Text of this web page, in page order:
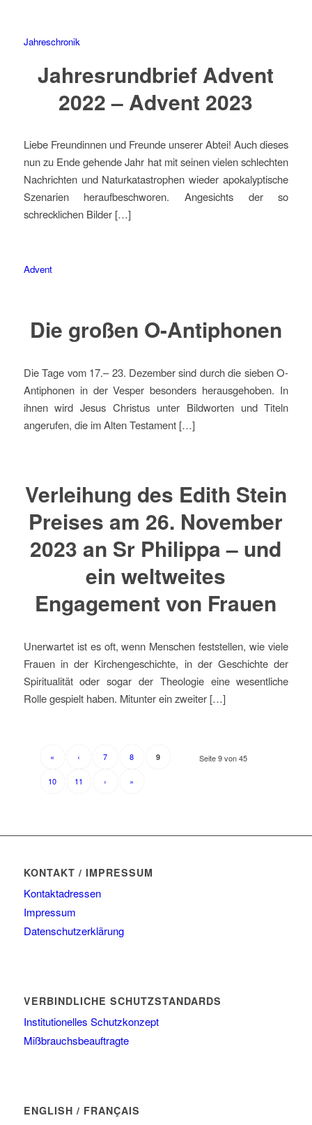
Jahreschronik
Jahresrundbrief Advent
2022 – Advent 2023
Liebe Freundinnen und Freunde unserer Abtei! Auch dieses
nun zu Ende gehende Jahr hat mit seinen vielen schlechten
Nachrichten und Naturkatastrophen wieder apokalyptische
Szenarien heraufbeschworen. Angesichts der so
schrecklichen Bilder […]
Advent
Die großen O-Antiphonen
Die Tage vom 17.– 23. Dezember sind durch die sieben O-
Antiphonen in der Vesper besonders herausgehoben. In
ihnen wird Jesus Christus unter Bildworten und Titeln
angerufen, die im Alten Testament […]
Verleihung des Edith Stein
Preises am 26. November
2023 an Sr Philippa – und
ein weltweites
Engagement von Frauen
Unerwartet ist es oft, wenn Menschen feststellen, wie viele
Frauen in der Kirchengeschichte, in der Geschichte der
Spiritualität oder sogar der Theologie eine wesentliche
Rolle gespielt haben. Mitunter ein zweiter […]
Seite 9 von 45
« ‹ 7 8 9
10 11 › »
KONTAKT / IMPRESSUM
Kontaktadressen
Impressum
Datenschutzerklärung
VERBINDLICHE SCHUTZSTANDARDS
Institutionelles Schutzkonzept
Mißbrauchsbeauftragte
ENGLISH / FRANÇAIS